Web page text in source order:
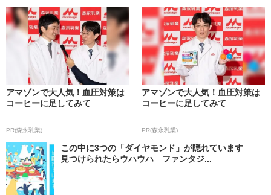
アマゾンで大人気！血圧対策は
コーヒーに足してみて
PR(森永乳業)
アマゾンで大人気！血圧対策は
コーヒーに足してみて
PR(森永乳業)
この中に3つの「ダイヤモンド」が隠れています
見つけられたらウハウハ ファンタジ...